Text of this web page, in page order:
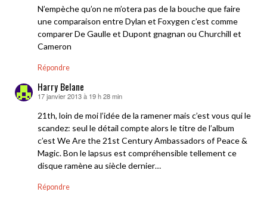
N’empèche qu’on ne m’otera pas de la bouche que faire
une comparaison entre Dylan et Foxygen c’est comme
comparer De Gaulle et Dupont gnagnan ou Churchill et
Cameron
Répondre
Harry Belane
dit :
17 janvier 2013 à 19 h 28 min
21th, loin de moi l’idée de la ramener mais c’est vous qui le
scandez: seul le détail compte alors le titre de l’album
c’est We Are the 21st Century Ambassadors of Peace &
Magic. Bon le lapsus est compréhensible tellement ce
disque ramène au siècle dernier…
Répondre